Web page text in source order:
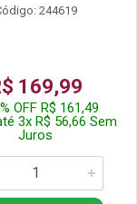
244619
169,99
OFF R$ 161,49
3x R$ 56,66 Sem
Juros